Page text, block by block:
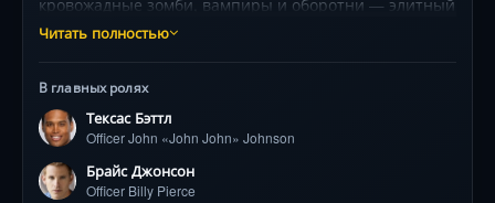
кровожадные зомби, вампиры и оборотни — элитный
отряд копов берётся за дело. С камерами в руках
притоны и попытки удержать город от хаоса. Брайан
Каллен в роли эксцентричного капитана ведёт
команду через поля «мяса», где каждый выезд
превращается в кровавый фарс с искромётными
диалогами. 12 динамичных серий без пафоса, но с
Читать полностью
В главных ролях
Тексас Бэттл
Officer John «John John» Johnson
Брайс Джонсон
Officer Billy Pierce